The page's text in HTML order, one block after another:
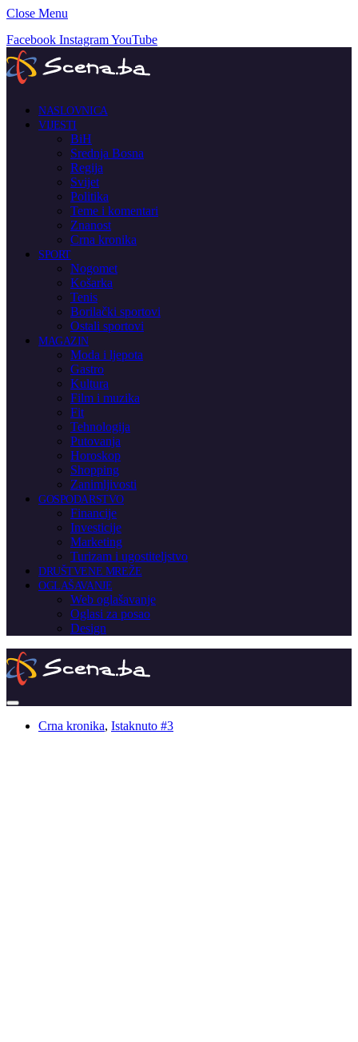
Close Menu
Facebook InstagramYouTube
NASLOVNICA
VIJESTI
BiH
Srednja Bosna
Regija
Svijet
Politika
Teme i komentari
Znanost
Crna kronika
SPORT
Nogomet
Košarka
Tenis
Borilački sportovi
Ostali sportovi
MAGAZIN
Moda i ljepota
Gastro
Kultura
Film i muzika
Fit
Tehnologija
Putovanja
Horoskop
Shopping
Zanimljivosti
GOSPODARSTVO
Financije
Investicije
Marketing
Turizam i ugostiteljstvo
DRUŠTVENE MREŽE
OGLAŠAVANJE
Web oglašavanje
Oglasi za posao
Design
Crna kronika, Istaknuto #3